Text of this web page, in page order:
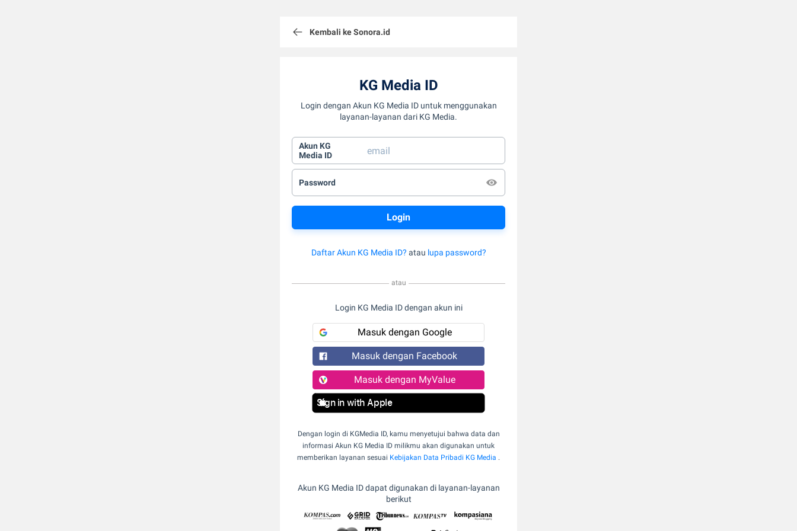
Kembali ke Sonora.id
KG Media ID
Login dengan Akun KG Media ID untuk menggunakan
layanan-layanan dari KG Media.
Akun KG
Media ID
Password
Daftar Akun KG Media ID? atau lupa password?
atau
Login KG Media ID dengan akun ini
Masuk dengan Google
Masuk dengan Facebook
Masuk dengan MyValue
Sign in with Apple
Dengan login di KGMedia ID, kamu menyetujui bahwa data dan
informasi Akun KG Media ID milikmu akan digunakan untuk
memberikan layanan sesuai Kebijakan Data Pribadi KG Media .
Akun KG Media ID dapat digunakan di layanan-layanan
berikut